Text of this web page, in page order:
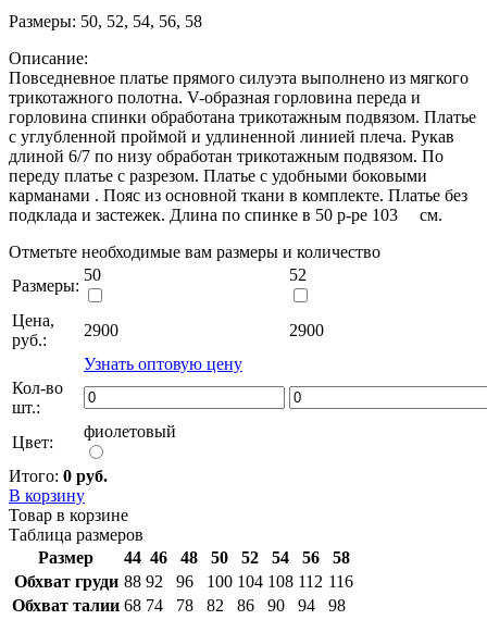
Размеры: 50, 52, 54, 56, 58
Описание:
Повседневное платье прямого силуэта выполнено из мягкого
трикотажного полотна. V-образная горловина переда и
горловина спинки обработана трикотажным подвязом. Платье
с углубленной проймой и удлиненной линией плеча. Рукав
длиной 6/7 по низу обработан трикотажным подвязом. По
переду платье с разрезом. Платье с удобными боковыми
карманами . Пояс из основной ткани в комплекте. Платье без
подклада и застежек. Длина по спинке в 50 р-ре 103 см.
Отметьте необходимые вам размеры и количество
Размеры:
50 52
Цена,
руб.:
2900
2900
Узнать оптовую цену
Кол-во
шт.:
Цвет:
фиолетовый
Итого: 0 руб.
В корзину
Товар в корзине
Таблица размеров
Размер
44 46 48 50 52 54 56
58
Обхват груди 88 92 96 100 104 108 112 116
Обхват талии 68 74 78 82 86 90 94
98